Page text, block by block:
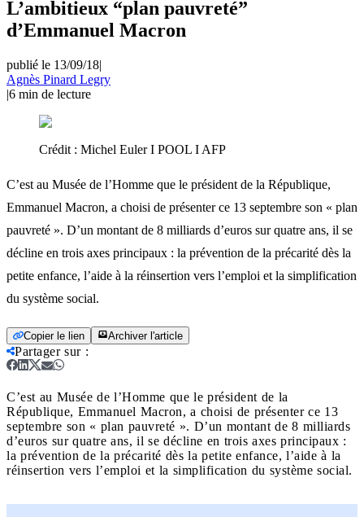
L’ambitieux “plan pauvreté”
d’Emmanuel Macron
publié le 13/09/18|
Agnès Pinard Legry
|6 min de lecture
Crédit : Michel Euler I POOL I AFP
C’est au Musée de l’Homme que le président de la République,
Emmanuel Macron, a choisi de présenter ce 13 septembre son « plan
pauvreté ». D’un montant de 8 milliards d’euros sur quatre ans, il se
décline en trois axes principaux : la prévention de la précarité dès la
petite enfance, l’aide à la réinsertion vers l’emploi et la simplification
du système social.
Copier le lien Archiver l'article
Partager sur:
C’est au Musée de l’Homme que le président de la
République, Emmanuel Macron, a choisi de présenter ce 13
septembre son « plan pauvreté ». D’un montant de 8 milliards
d’euros sur quatre ans, il se décline en trois axes principaux :
la prévention de la précarité dès la petite enfance, l’aide à la
réinsertion vers l’emploi et la simplification du système social.